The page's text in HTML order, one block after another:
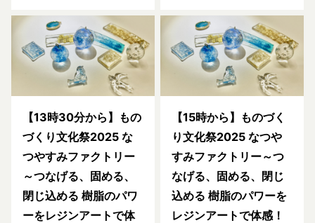
【13時30分から】もの
づくり文化祭2025 な
つやすみファクトリー
～つなげる、固める、
閉じ込める 樹脂のパワ
ーをレジンアートで体
【15時から】ものづく
り文化祭2025 なつや
すみファクトリー～つ
なげる、固める、閉じ
込める 樹脂のパワーを
レジンアートで体感！